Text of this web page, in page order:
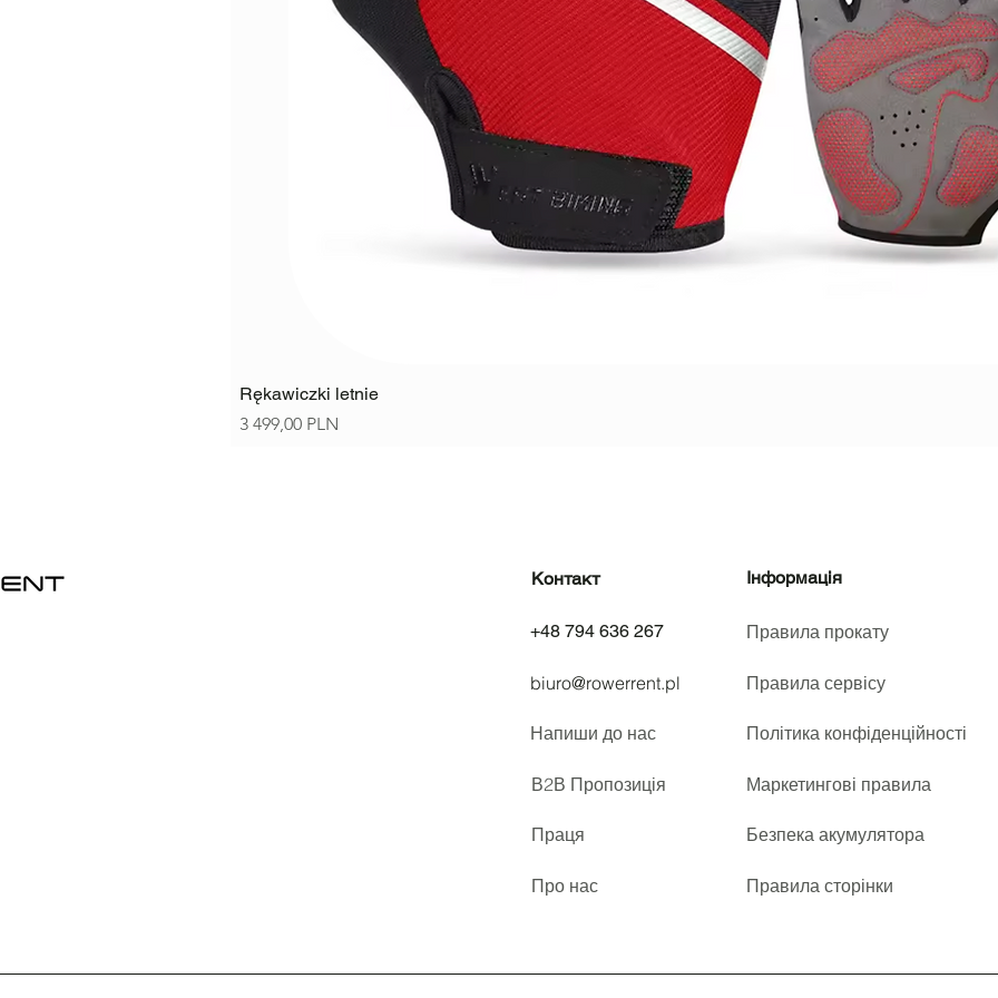
Rękawiczki letnie
Ціна
3 499,00 PLN
Контакт Інформація
+48 794 636 267 Правила прокату
biuro@rowerrent.pl
Напиши до нас
В2В Пропозиція
Праця
Про нас
Правила сервісу
Політика конфіденційності
Маркетингові правила
Безпека акумулятора
Правила сторінки